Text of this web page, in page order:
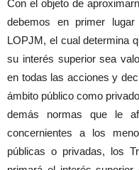
Con el objeto de
debemos en primer
LOPJM, el cual determina
su interés superior sea
en todas las acciones y
ámbito público como
demás normas que le
concernientes a los
públicas o privadas, los